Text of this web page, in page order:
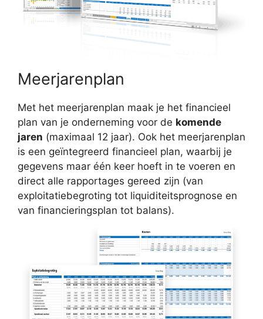
Meerjarenplan
Met het meerjarenplan maak je het financieel
plan van je onderneming voor de komende
jaren (maximaal 12 jaar). Ook het meerjarenplan
is een geïntegreerd financieel plan, waarbij je
gegevens maar één keer hoeft in te voeren en
direct alle rapportages gereed zijn (van
exploitatiebegroting tot liquiditeitsprognose en
van financieringsplan tot balans).